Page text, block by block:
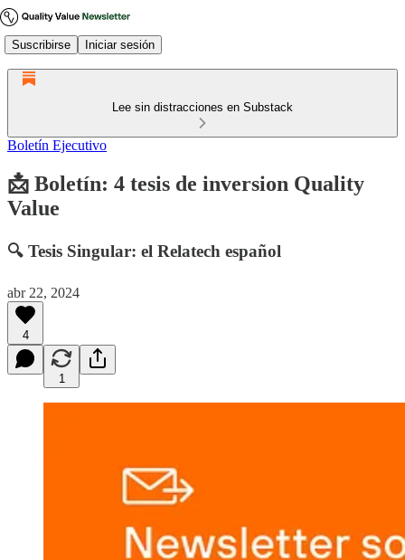
Suscribirse Iniciar sesión
Lee sin distracciones en Substack
Boletín Ejecutivo
📩 Boletín: 4 tesis de inversion Quality
Value
🔍 Tesis Singular: el Relatech español
abr 22, 2024
4
1